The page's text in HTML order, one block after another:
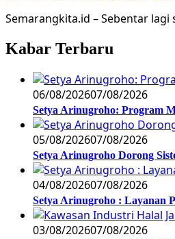
Semarangkita.id – Sebentar
Kabar Terbaru
06/08/202607/08/2026
Setya Arinugroho: Program
05/08/202607/08/2026
Setya Arinugroho Dorong
04/08/202607/08/2026
Setya Arinugroho : Layanan
03/08/202607/08/2026